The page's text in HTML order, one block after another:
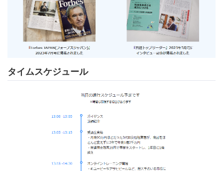
タイムスケジュール